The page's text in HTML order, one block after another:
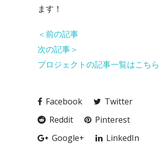
ます！
＜前の記事
次の記事＞
プロジェクトの記事一覧はこちら
Facebook
Twitter
Reddit
Pinterest
Google+
LinkedIn